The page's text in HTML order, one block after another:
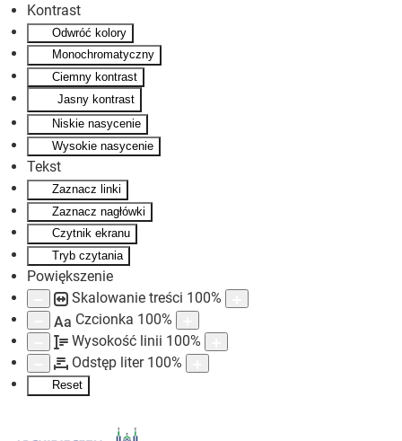
Kontrast
Odwróć kolory
Monochromatyczny
Ciemny kontrast
Jasny kontrast
Niskie nasycenie
Wysokie nasycenie
Tekst
Zaznacz linki
Zaznacz nagłówki
Czytnik ekranu
Tryb czytania
Powiększenie
Skalowanie treści 100%
Aa Czcionka 100%
Wysokość linii 100%
Odstęp liter 100%
Reset
Skip to main content